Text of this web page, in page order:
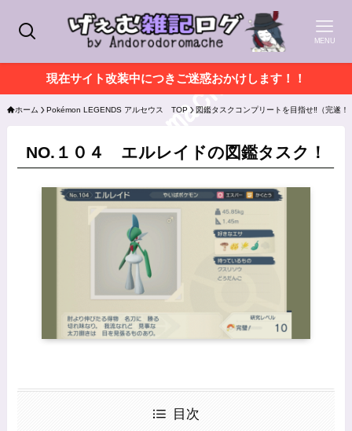
MENU
現在サイト改装中につきご迷惑おかけします！！
ホーム Pokémon LEGENDS アルセウス TOP 図鑑タスクコンプリートを目指せ‼（完遂！
NO.１０４ エルレイドの図鑑タスク！
目次